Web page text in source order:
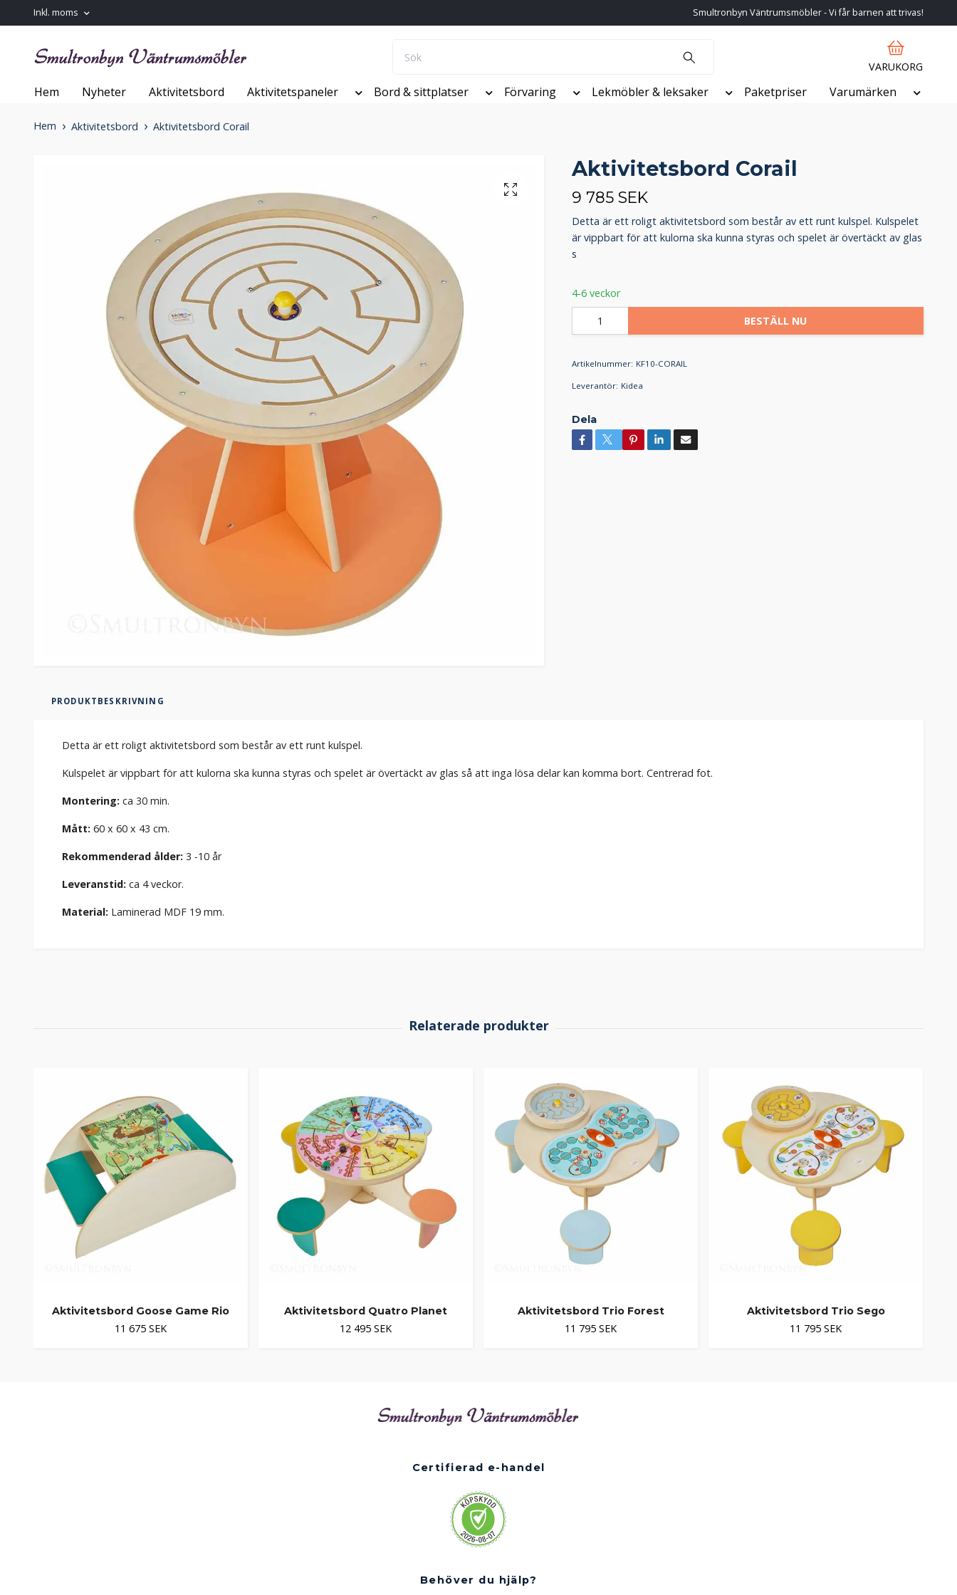
Inkl. moms Smultronbyn Väntrumsmöbler - Vi får barnen att trivas!
VARUKORG
Hem Nyheter Aktivitetsbord Aktivitetspaneler Bord & sittplatser Förvaring Lekmöbler & leksaker Paketpriser Varumärken
Hem Aktivitetsbord Aktivitetsbord Corail
Aktivitetsbord Corail
9 785 SEK
Detta är ett roligt aktivitetsbord som består av ett runt kulspel. Kulspelet
är vippbart för att kulorna ska kunna styras och spelet är övertäckt av glas
s
4-6 veckor
BESTÄLL NU
Artikelnummer: KF10-CORAIL
Leverantör: Kidea
Dela
PRODUKTBESKRIVNING
Detta är ett roligt aktivitetsbord som består av ett runt kulspel.
Kulspelet är vippbart för att kulorna ska kunna styras och spelet är övertäckt av glas så att inga lösa delar kan komma bort. Centrerad fot.
Montering: ca 30 min.
Mått: 60 x 60 x 43 cm.
Rekommenderad ålder: 3 -10 år
Leveranstid: ca 4 veckor.
Material: Laminerad MDF 19 mm.
Aktivitetsbord Goose Game Rio
11 675 SEK
Aktivitetsbord Quatro Planet
12 495 SEK
Aktivitetsbord Trio Forest
11 795 SEK
Aktivitetsbord Trio Sego
11 795 SEK
Certifierad e-handel
Behöver du hjälp?